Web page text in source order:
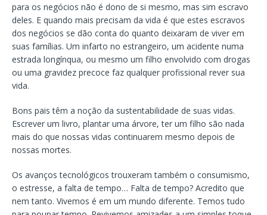
para os negócios não é dono de si mesmo, mas sim escravo
deles. E quando mais precisam da vida é que estes escravos
dos negócios se dão conta do quanto deixaram de viver em
suas famílias. Um infarto no estrangeiro, um acidente numa
estrada longínqua, ou mesmo um filho envolvido com drogas
ou uma gravidez precoce faz qualquer profissional rever sua
vida.
Bons pais têm a noção da sustentabilidade de suas vidas.
Escrever um livro, plantar uma árvore, ter um filho são nada
mais do que nossas vidas continuarem mesmo depois de
nossas mortes.
Os avanços tecnológicos trouxeram também o consumismo,
o estresse, a falta de tempo… Falta de tempo? Acredito que
nem tanto. Vivemos é em um mundo diferente. Temos tudo